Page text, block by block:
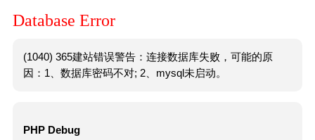
Database Error
(1040) 365建站错误警告：连接数据库失败，可能的原
因：1、数据库密码不对; 2、mysql未启动。
PHP Debug